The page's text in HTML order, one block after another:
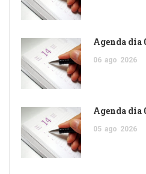
Agenda dia
06 ago 2026
Agenda dia
05 ago 2026